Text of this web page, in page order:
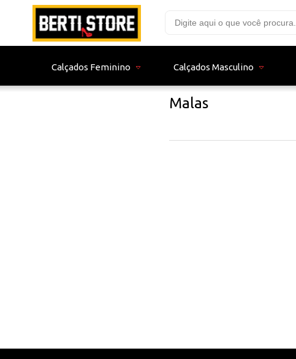
Calçados Feminino Calçados Masculino
Malas